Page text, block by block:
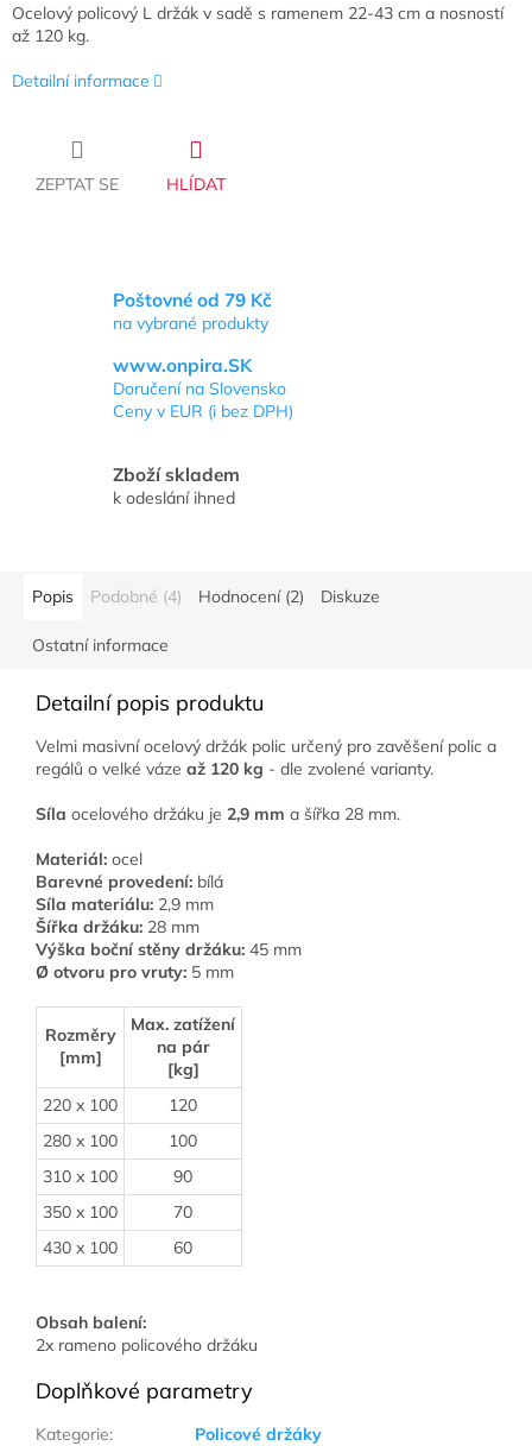
Ocelový policový L držák v sadě s ramenem 22-43 cm a nosností
až 120 kg.
Detailní informace
ZEPTAT SE HLÍDAT
Poštovné od 79 Kč
na vybrané produkty
www.onpira.SK
Doručení na Slovensko
Ceny v EUR (i bez DPH)
Zboží skladem
k odeslání ihned
Popis Podobné (4) Hodnocení (2) Diskuze
Ostatní informace
Detailní popis produktu
Velmi masivní ocelový držák polic určený pro zavěšení polic a
regálů o velké váze až 120 kg - dle zvolené varianty.
Síla ocelového držáku je 2,9 mm a šířka 28 mm.
Materiál: ocel
Barevné provedení: bílá
Síla materiálu: 2,9 mm
Šířka držáku: 28 mm
Výška boční stěny držáku: 45 mm
Ø otvoru pro vruty: 5 mm
Rozměry
[mm]
Max. zatížení
na pár
[kg]
220 x 100
120
280 x 100
100
310 x 100
90
350 x 100
70
430 x 100
60
Obsah balení:
2x rameno policového držáku
Doplňkové parametry
Kategorie: Policové držáky